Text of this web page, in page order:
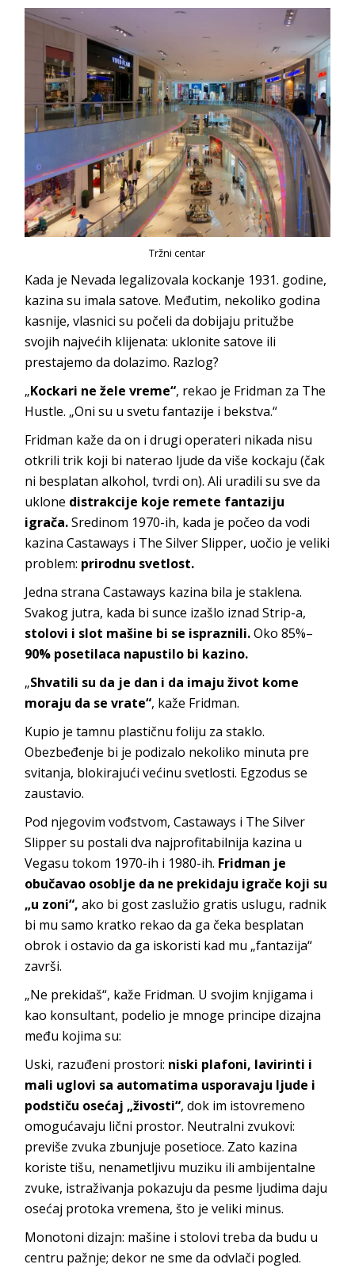
Tržni centar
Kada je Nevada legalizovala kockanje 1931. godine,
kazina su imala satove. Međutim, nekoliko godina
kasnije, vlasnici su počeli da dobijaju pritužbe
svojih najvećih klijenata: uklonite satove ili
prestajemo da dolazimo. Razlog?
„Kockari ne žele vreme“, rekao je Fridman za The
Hustle. „Oni su u svetu fantazije i bekstva.“
Fridman kaže da on i drugi operateri nikada nisu
otkrili trik koji bi naterao ljude da više kockaju (čak
ni besplatan alkohol, tvrdi on). Ali uradili su sve da
uklone distrakcije koje remete fantaziju
igrača.Sredinom 1970-ih, kada je počeo da vodi
kazina Castaways i The Silver Slipper, uočio je veliki
problem: prirodnu svetlost.
Jedna strana Castaways kazina bila je staklena.
Svakog jutra, kada bi sunce izašlo iznad Strip-a,
stolovi i slot mašine bi se ispraznili.Oko 85%–
90% posetilaca napustilo bi kazino.
„Shvatili su da je dan i da imaju život kome
moraju da se vrate“, kaže Fridman.
Kupio je tamnu plastičnu foliju za staklo.
Obezbeđenje bi je podizalo nekoliko minuta pre
svitanja, blokirajući većinu svetlosti. Egzodus se
zaustavio.
Pod njegovim vođstvom, Castaways i The Silver
Slipper su postali dva najprofitabilnija kazina u
Vegasu tokom 1970-ih i 1980-ih. Fridman je
obučavao osoblje da ne prekidaju igrače koji su
„u zoni“,ako bi gost zaslužio gratis uslugu, radnik
bi mu samo kratko rekao da ga čeka besplatan
obrok i ostavio da ga iskoristi kad mu „fantazija“
završi.
„Ne prekidaš“, kaže Fridman. U svojim knjigama i
kao konsultant, podelio je mnoge principe dizajna
među kojima su:
Uski, razuđeni prostori: niski plafoni, lavirinti i
mali uglovi sa automatima usporavaju ljude i
podstiču osećaj „živosti“, dok im istovremeno
omogućavaju lični prostor. Neutralni zvukovi:
previše zvuka zbunjuje posetioce. Zato kazina
koriste tišu, nenametljivu muziku ili ambijentalne
zvuke, istraživanja pokazuju da pesme ljudima daju
osećaj protoka vremena, što je veliki minus.
Monotoni dizajn: mašine i stolovi treba da budu u
centru pažnje; dekor ne sme da odvlači pogled.